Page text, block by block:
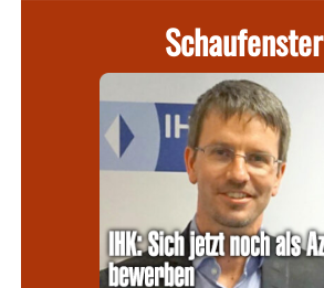
Schaufenster